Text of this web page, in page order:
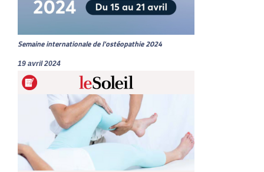
Semaine internationale de l'ostéopathie 2024
19 avril 2024